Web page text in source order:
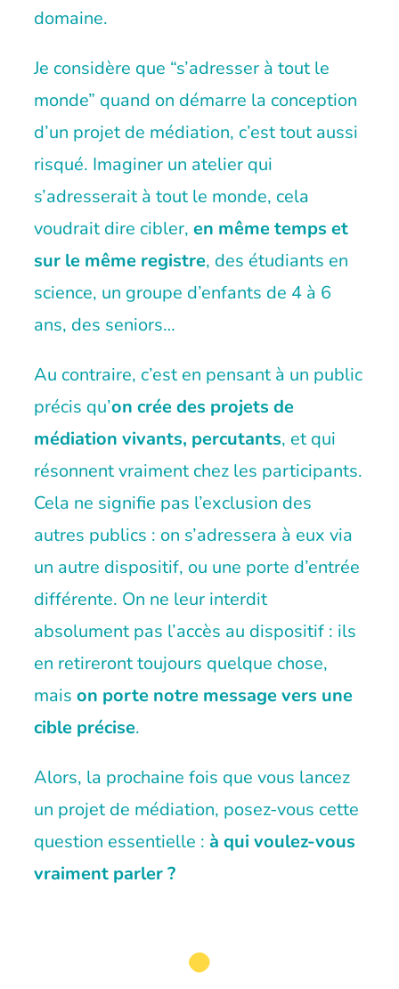
domaine.
Je considère que “s’adresser à tout le
monde” quand on démarre la conception
d’un projet de médiation, c’est tout aussi
risqué. Imaginer un atelier qui
s’adresserait à tout le monde, cela
voudrait dire cibler, en même temps et
sur le même registre, des étudiants en
science, un groupe d’enfants de 4 à 6
ans, des seniors…
Au contraire, c’est en pensant à un public
précis qu’on crée des projets de
médiation vivants, percutants, et qui
résonnent vraiment chez les participants.
Cela ne signifie pas l’exclusion des
autres publics : on s’adressera à eux via
un autre dispositif, ou une porte d’entrée
différente. On ne leur interdit
absolument pas l’accès au dispositif : ils
en retireront toujours quelque chose,
mais on porte notre message vers une
cible précise.
Alors, la prochaine fois que vous lancez
un projet de médiation, posez-vous cette
question essentielle : à qui voulez-vous
vraiment parler ?